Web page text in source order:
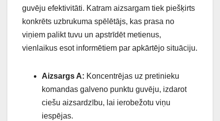
guvēju efektivitāti. Katram aizsargam tiek piešķirts
konkrēts uzbrukuma spēlētājs, kas prasa no
viņiem palikt tuvu un apstrīdēt metienus,
vienlaikus esot informētiem par apkārtējo situāciju.
Aizsargs A: Koncentrējas uz pretinieku
komandas galveno punktu guvēju, izdarot
ciešu aizsardzību, lai ierobežotu viņu
iespējas.